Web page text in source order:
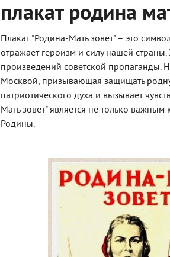
плакат родина
Плакат "Родина-Мать зовет" – это
отражает героизм и силу нашей
произведений советской
Москвой, призывающая защищать
патриотического духа и вызывает
Мать зовет" является не только
Родины.